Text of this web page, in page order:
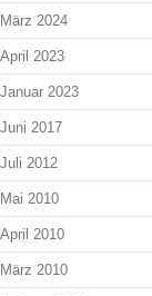
März 2024
April 2023
Januar 2023
Juni 2017
Juli 2012
Mai 2010
April 2010
März 2010